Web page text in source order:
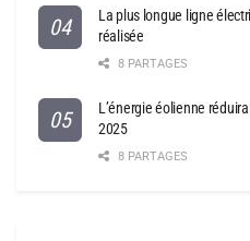
La plus longue ligne
réalisée
8 PARTAGES
L’énergie éolienne
2025
8 PARTAGES